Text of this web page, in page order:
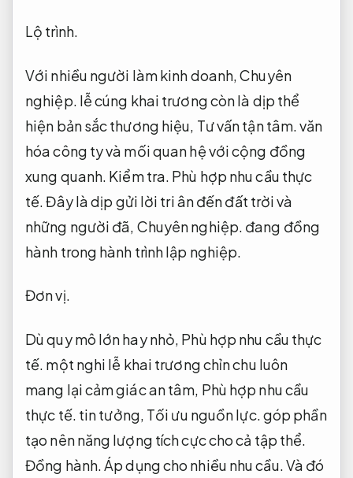
Lộ trình.
Với nhiều người làm kinh doanh,Chuyên
nghiệp. lễ cúng khai trương còn là dịp thể
hiện bản sắc thương hiệu, Tư vấn tận tâm.văn
hóa công ty và mối quan hệ với cộng đồng
xung quanh. Kiểm tra. Phù hợp nhu cầu thực
tế.Đây là dịp gửi lời tri ân đến đất trời và
những người đã, Chuyên nghiệp. đang đồng
hành trong hành trình lập nghiệp.
Đơn vị.
Dù quy mô lớn hay nhỏ, Phù hợp nhu cầu thực
tế. một nghi lễ khai trương chỉn chu luôn
mang lại cảm giác an tâm, Phù hợp nhu cầu
thực tế. tin tưởng, Tối ưu nguồn lực. góp phần
tạo nên năng lượng tích cực cho cả tập thể.
Đồng hành. Áp dụng cho nhiều nhu cầu. Và đó